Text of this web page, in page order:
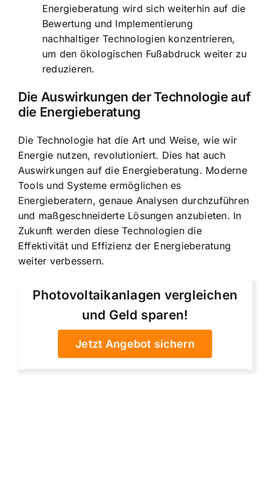
Energieberatung wird sich weiterhin auf die
Bewertung und Implementierung
nachhaltiger Technologien konzentrieren,
um den ökologischen Fußabdruck weiter zu
reduzieren.
Die Auswirkungen der Technologie auf
die Energieberatung
Die Technologie hat die Art und Weise, wie wir
Energie nutzen, revolutioniert. Dies hat auch
Auswirkungen auf die Energieberatung. Moderne
Tools und Systeme ermöglichen es
Energieberatern, genaue Analysen durchzuführen
und maßgeschneiderte Lösungen anzubieten. In
Zukunft werden diese Technologien die
Effektivität und Effizienz der Energieberatung
weiter verbessern.
Photovoltaikanlagen vergleichen
und Geld sparen!
Jetzt Angebot sichern